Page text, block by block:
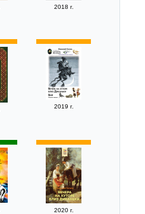
2018 г.
2019 г.
2020 г.